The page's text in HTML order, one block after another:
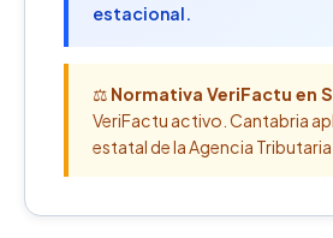
estacional.
⚖️ Normativa VeriFactu en
VeriFactu activo. Cantabria
estatal de la Agencia Tributaria.